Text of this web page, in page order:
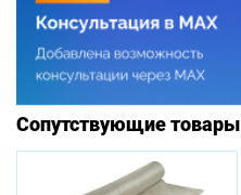
Сопутствующие товары